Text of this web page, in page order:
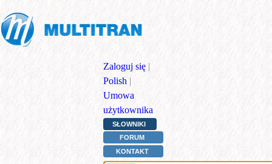
Zaloguj się |
Polish |
Umowa
użytkownika
SŁOWNIKI
FORUM
KONTAKT